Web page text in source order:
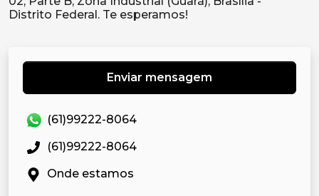
Enviar mensagem
(61)99222-8064
(61)99222-8064
Onde estamos